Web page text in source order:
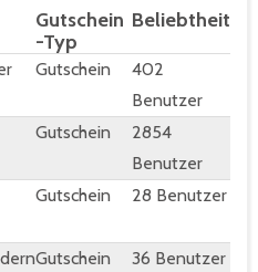
Gutschein
-Typ
Beliebtheit
Gutschein
402
Benutzer
Gutschein
2854
Benutzer
Gutschein 28 Benutzer
Gutschein 36 Benutzer